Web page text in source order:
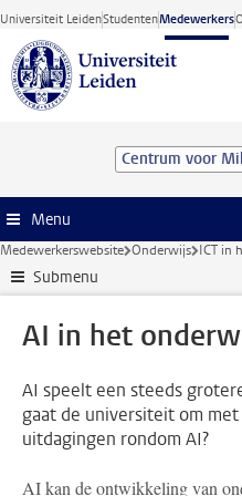
Ga direct naar de inhoud
Universiteit LeidenStudentenMedewerkers
Menu
Medewerkerswebsite Onderwijs ICT in
Submenu
AI in het
AI speelt een steeds
gaat de universiteit om
uitdagingen rondom AI?
AI kan de ontwikkeling van